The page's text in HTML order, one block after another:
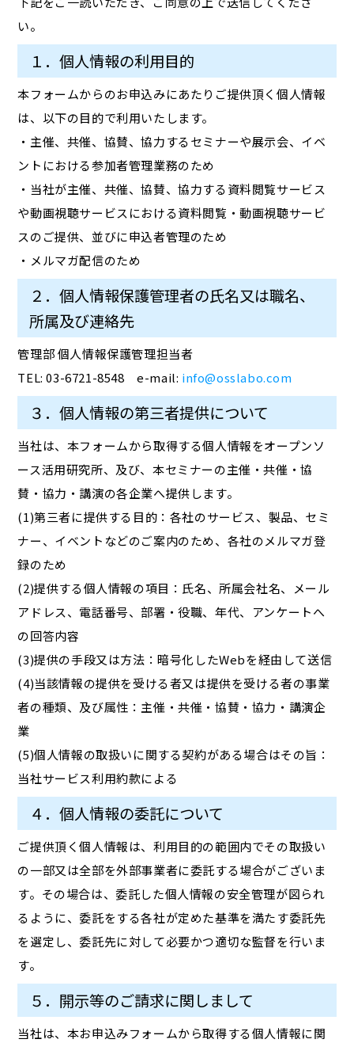
い。
１．個人情報の利用目的
本フォームからのお申込みにあたりご提供頂く個人情報
は、以下の目的で利用いたします。
・主催、共催、協賛、協力するセミナーや展示会、イベ
ントにおける参加者管理業務のため
・当社が主催、共催、協賛、協力する資料閲覧サービス
や動画視聴サービスにおける資料閲覧・動画視聴サービ
スのご提供、並びに申込者管理のため
・メルマガ配信のため
２．個人情報保護管理者の氏名又は職名、
所属及び連絡先
管理部 個人情報保護管理担当者
TEL: 03-6721-8548 e-mail: info@osslabo.com
３．個人情報の第三者提供について
当社は、本フォームから取得する個人情報をオープンソ
ース活用研究所、及び、本セミナーの主催・共催・協
賛・協力・講演の各企業へ提供します。
(1)第三者に提供する目的：各社のサービス、製品、セミ
ナー、イベントなどのご案内のため、各社のメルマガ登
録のため
(2)提供する個人情報の項目：氏名、所属会社名、メール
アドレス、電話番号、部署・役職、年代、アンケートへ
の回答内容
(3)提供の手段又は方法：暗号化したWebを経由して送信
(4)当該情報の提供を受ける者又は提供を受ける者の事業
者の種類、及び属性：主催・共催・協賛・協力・講演企
業
(5)個人情報の取扱いに関する契約がある場合はその旨：
当社サービス利用約款による
４．個人情報の委託について
ご提供頂く個人情報は、利用目的の範囲内でその取扱い
の一部又は全部を外部事業者に委託する場合がございま
す。その場合は、委託した個人情報の安全管理が図られ
るように、委託をする各社が定めた基準を満たす委託先
を選定し、委託先に対して必要かつ適切な監督を行いま
す。
５．開示等のご請求に関しまして
当社は、本お申込みフォームから取得する個人情報に関